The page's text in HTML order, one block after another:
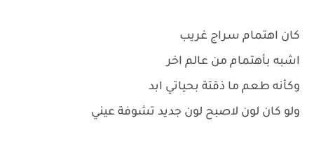
كان اهتمام سراج غريب
اشبه بأهتمام من عالم اخر
وكأنه طعم ما ذقتة بحياتي ابد
ولو كان لون لاصبح لون جديد تشوفة عيني